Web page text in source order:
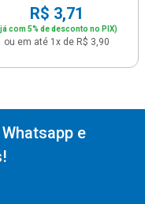
R$ 3,71
com 5% de desconto no PIX)
ou em até 1x de R$ 3,90
e